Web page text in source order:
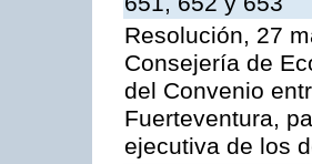
Resolución, 27
Consejería de
del Convenio
Fuerteventura,
ejecutiva de los